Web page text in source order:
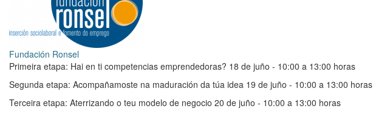
Fundación Ronsel
Primeira etapa: Hai en ti competencias emprendedoras? 18 de juño - 10:00 a 13:00 horas
Segunda etapa: Acompañamoste na maduración da túa idea 19 de juño - 10:00 a 13:00 horas
Terceira etapa: Aterrizando o teu modelo de negocio 20 de juño - 10:00 a 13:00 horas